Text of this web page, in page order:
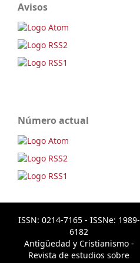
Avisos
Número actual
ISSN: 0214-7165 - ISSNe: 1989-
6182
Antigüedad y Cristianismo -
Revista de estudios sobre